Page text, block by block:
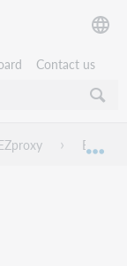
Contact us